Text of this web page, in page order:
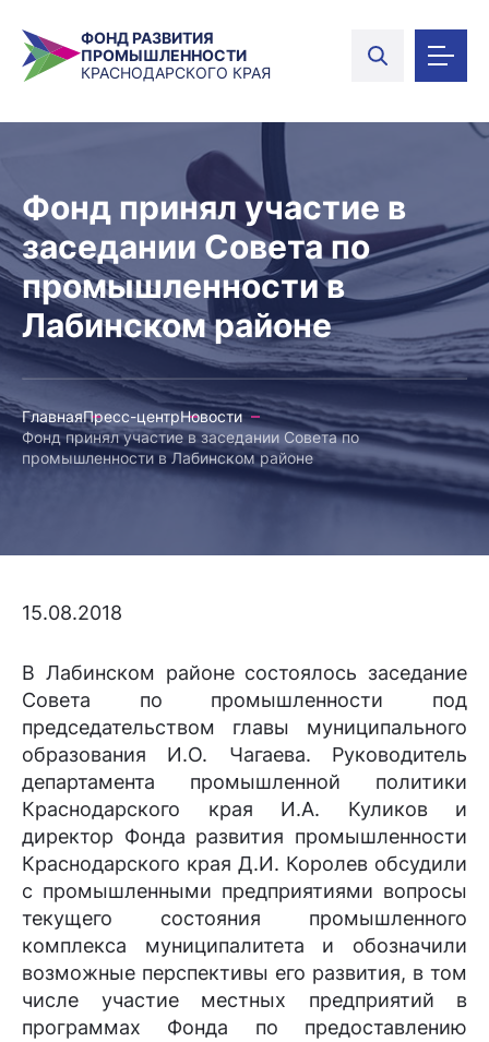
ФОНД РАЗВИТИЯ
ПРОМЫШЛЕННОСТИ
КРАСНОДАРСКОГО КРАЯ
Фонд принял участие в
заседании Совета по
промышленности в
Лабинском районе
ГлавнаяПресс-центрНовости
Фонд принял участие в заседании Совета по
промышленности в Лабинском районе
15.08.2018
В Лабинском районе состоялось заседание
Совета по промышленности под
председательством главы муниципального
образования И.О. Чагаева. Руководитель
департамента промышленной политики
Краснодарского края И.А. Куликов и
директор Фонда развития промышленности
Краснодарского края Д.И. Королев обсудили
с промышленными предприятиями вопросы
текущего состояния промышленного
комплекса муниципалитета и обозначили
возможные перспективы его развития, в том
числе участие местных предприятий в
программах Фонда по предоставлению